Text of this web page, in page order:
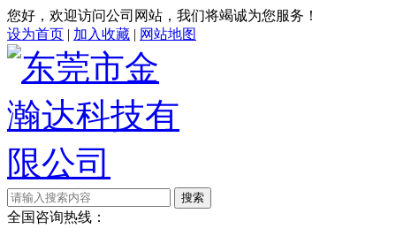
您好，欢迎访问公司网站，我们将竭诚为您服务！
设为首页 | 加入收藏 | 网站地图
全国咨询热线：